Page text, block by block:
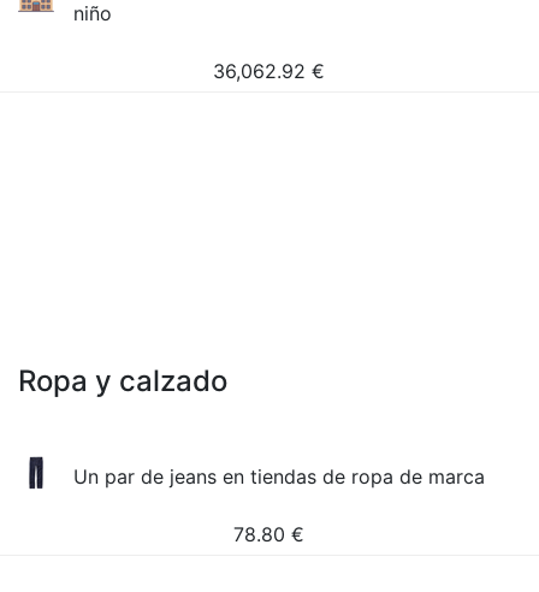
niño
36,062.92 €
Ropa y calzado
Un par de jeans en tiendas de ropa de marca
78.80 €